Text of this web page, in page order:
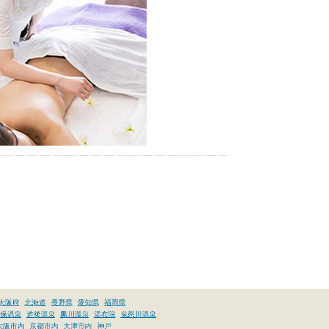
お湯で体がほぐれたら、次は占
い師さんとお話しして、心もほ
ぐしてみませんか？
阪府 北海道 長野県 愛知県
福岡県
温泉 道後温泉 黒川温泉 湯布院
鬼怒川温泉
阪市内 京都市内 大津市内 神戸